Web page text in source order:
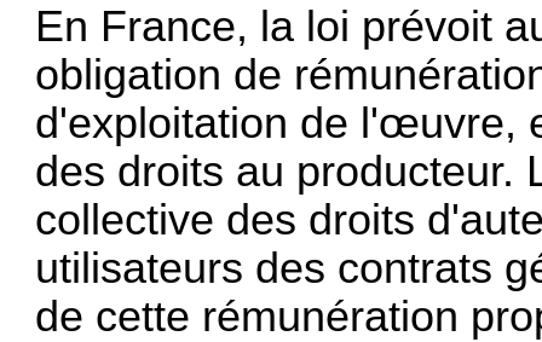
En France, la loi prévoit
obligation de
d'exploitation de l'œuvre,
des droits au producteur.
collective des droits
utilisateurs des contrats
de cette rémunération